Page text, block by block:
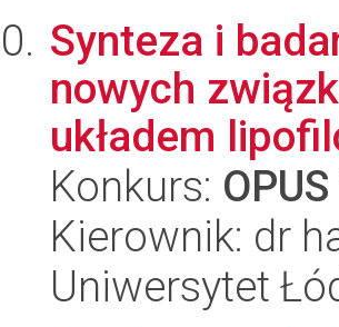
Synteza i
nowych
układem
Konkurs: OPUS
Kierownik: dr
Uniwersytet